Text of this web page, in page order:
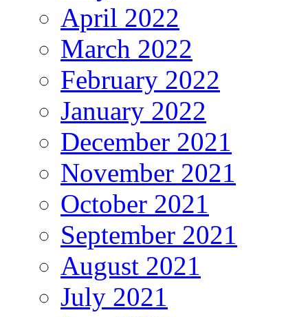
April 2022
March 2022
February 2022
January 2022
December 2021
November 2021
October 2021
September 2021
August 2021
July 2021